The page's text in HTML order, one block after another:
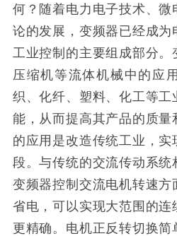
何？随着电力电子技术、微
论的发展，变频器已经成
工业控制的主要组成部分。
压缩机等流体机械中的应
织、化纤、塑料、化工等工
能，从而提高其产品的质量
的应用是改造传统工业，
段。与传统的交流传动系统
变频器控制交流电机转速方
省电，可以实现大范围的连
更精确。电机正反转切换